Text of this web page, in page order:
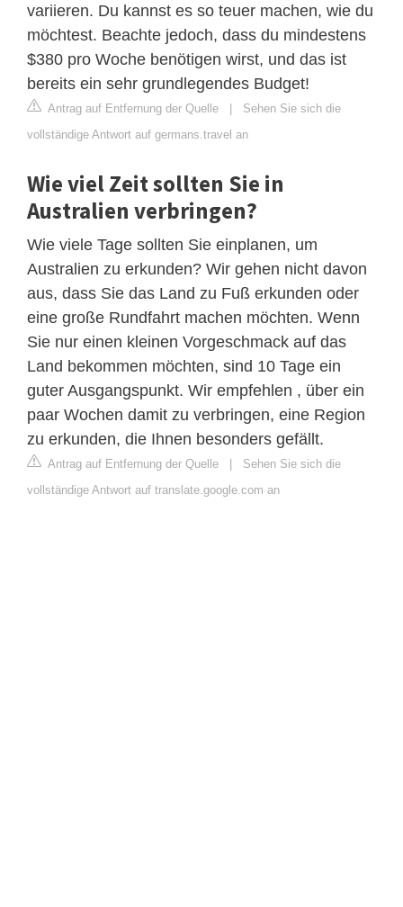
variieren. Du kannst es so teuer machen, wie du
möchtest. Beachte jedoch, dass du mindestens
$380 pro Woche benötigen wirst, und das ist
bereits ein sehr grundlegendes Budget!
Antrag auf Entfernung der Quelle | Sehen Sie sich die
vollständige Antwort auf germans.travel an
Wie viel Zeit sollten Sie in
Australien verbringen?
Wie viele Tage sollten Sie einplanen, um
Australien zu erkunden? Wir gehen nicht davon
aus, dass Sie das Land zu Fuß erkunden oder
eine große Rundfahrt machen möchten. Wenn
Sie nur einen kleinen Vorgeschmack auf das
Land bekommen möchten, sind 10 Tage ein
guter Ausgangspunkt. Wir empfehlen , über ein
paar Wochen damit zu verbringen, eine Region
zu erkunden, die Ihnen besonders gefällt.
Antrag auf Entfernung der Quelle | Sehen Sie sich die
vollständige Antwort auf translate.google.com an